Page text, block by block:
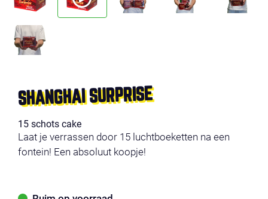
SHANGHAI SURPRISE
15 schots cake
Laat je verrassen door 15 luchtboeketten na een
fontein! Een absoluut koopje!